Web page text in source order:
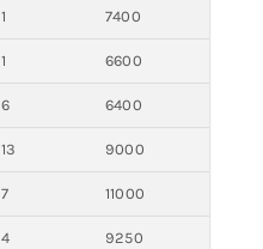
1 7400
1 6600
6 6400
13 9000
7 11000
4 9250